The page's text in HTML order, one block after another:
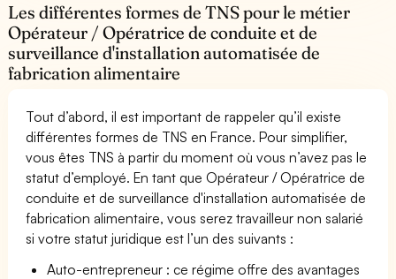
Les différentes formes de TNS pour le métier
Opérateur / Opératrice de conduite et de
surveillance d'installation automatisée de
fabrication alimentaire
Tout d’abord, il est important de rappeler qu’il existe
différentes formes de TNS en France. Pour simplifier,
vous êtes TNS à partir du moment où vous n’avez pas le
statut d’employé. En tant que Opérateur / Opératrice de
conduite et de surveillance d'installation automatisée de
fabrication alimentaire, vous serez travailleur non salarié
si votre statut juridique est l’un des suivants :
Auto-entrepreneur : ce régime offre des avantages